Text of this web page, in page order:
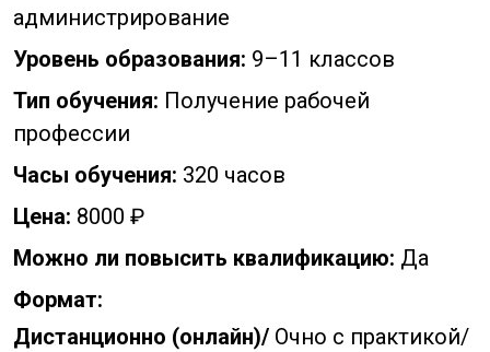
администрирование
Уровень образования: 9–11 классов
Тип обучения: Получение рабочей
профессии
Часы обучения: 320 часов
Цена: 8000 ₽
Можно ли повысить квалификацию: Да
Формат:
Дистанционно (онлайн)/ Очно с практикой/